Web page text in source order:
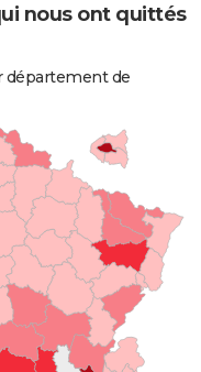
nous ont quittés
département de